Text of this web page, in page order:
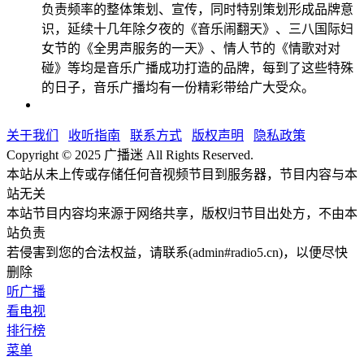
负责频率的整体策划、宣传，同时特别策划形成品牌意
识，延续十几年除夕夜的《音乐闹翻天》、三八国际妇
女节的《全男声服务的一天》、情人节的《情歌对对
碰》等均是音乐广播成功打造的品牌，每到了这些特殊
的日子，音乐广播均有一份精彩带给广大受众。
关于我们 收听指南 联系方式 版权声明
隐私政策
Copyright © 2025 广播迷 All Rights Reserved.
本站从未上传或存储任何音视频节目到服务器，节目内容与本
站无关
本站节目内容均来源于网络共享，版权归节目出处方，不由本
站负责
若侵害到您的合法权益，请联系(admin#radio5.cn)，以便尽快
删除
听广播
看电视
排行榜
菜单